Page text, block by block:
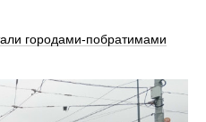
городами-побратимами